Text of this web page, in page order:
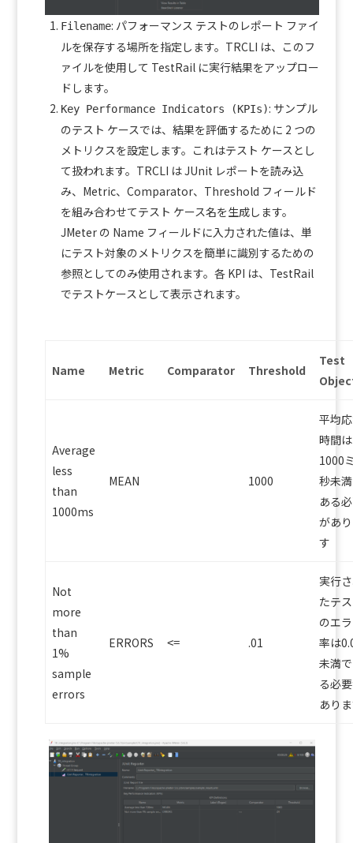
Filename: パフォーマンス テストのレポート ファイ
ルを保存する場所を指定します。TRCLI は、このフ
ァイルを使用して TestRail に実行結果をアップロー
ドします。
Key Performance Indicators (KPIs): サンプル
のテスト ケースでは、結果を評価するために 2 つの
メトリクスを設定します。これはテスト ケースとし
て扱われます。TRCLI は JUnit レポートを読み込
み、Metric、Comparator、Threshold フィールド
を組み合わせてテスト ケース名を生成します。
JMeter の Name フィールドに入力された値は、単
にテスト対象のメトリクスを簡単に識別するための
参照としてのみ使用されます。各 KPI は、TestRail
でテストケースとして表示されます。
Name Metric Comparator Threshold
Test
Average
less
than
1000ms
MEAN 1000
平均
時間は
1000
秒未
ある
があ
す
Not
more
than
1%
sample
errors
ERRORS <= .01
実行
たテ
のエ
率は
未満
る必
あり